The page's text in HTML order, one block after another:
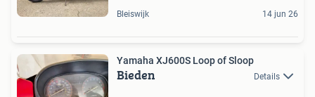
Bleiswijk 14 jun 26
Yamaha XJ600S Loop of Sloop
Bieden Details